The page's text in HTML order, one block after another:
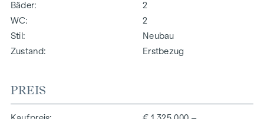
Bäder
2
WC
2
Stil
Neubau
Zustand
Erstbezug
PREIS